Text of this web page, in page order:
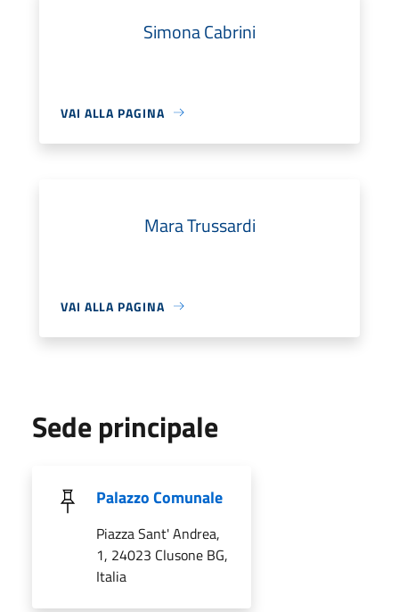
Simona Cabrini
VAI ALLA PAGINA
Mara Trussardi
VAI ALLA PAGINA
Sede principale
Palazzo Comunale
Piazza Sant' Andrea,
1, 24023 Clusone BG,
Italia